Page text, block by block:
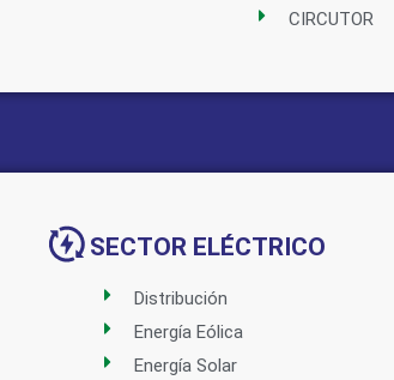
CIRCUTOR
SECTOR ELÉCTRICO
Distribución
Energía Eólica
Energía Solar